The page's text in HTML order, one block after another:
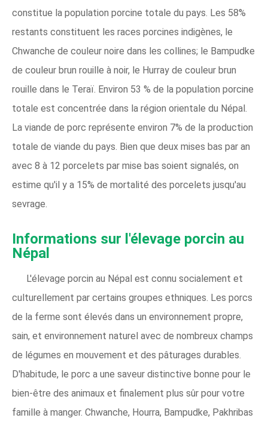
constitue la population porcine totale du pays. Les 58%
restants constituent les races porcines indigènes, le
Chwanche de couleur noire dans les collines; le Bampudke
de couleur brun rouille à noir, le Hurray de couleur brun
rouille dans le Teraï. Environ 53 % de la population porcine
totale est concentrée dans la région orientale du Népal.
La viande de porc représente environ 7% de la production
totale de viande du pays. Bien que deux mises bas par an
avec 8 à 12 porcelets par mise bas soient signalés, on
estime qu'il y a 15% de mortalité des porcelets jusqu'au
sevrage.
Informations sur l'élevage porcin au
Népal
L'élevage porcin au Népal est connu socialement et
culturellement par certains groupes ethniques. Les porcs
de la ferme sont élevés dans un environnement propre,
sain, et environnement naturel avec de nombreux champs
de légumes en mouvement et des pâturages durables.
D'habitude, le porc a une saveur distinctive bonne pour le
bien-être des animaux et finalement plus sûr pour votre
famille à manger. Chwanche, Hourra, Bampudke, Pakhribas